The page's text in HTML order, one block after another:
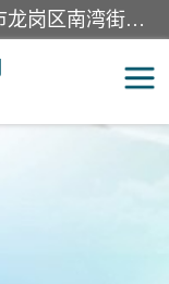
深圳为尔康科技有限公司位于深圳市龙岗区南湾街道。经营范围包括：计算机网络技术开发、技术转让、技术咨询、技术服务；一类医疗器械、通讯设备、机械设备、五金产品、电器产品的销售；二类、三类医疗器械的销售等；主要产品有：无创血压模拟仪、气体检测仪、检测仪、bms1x射线胶片、输液泵分析仪、呼吸机分析仪、心电图机测试仪等产品。